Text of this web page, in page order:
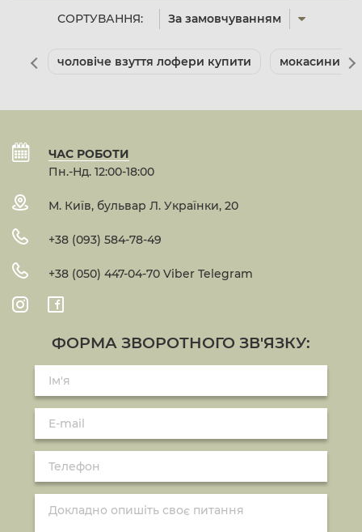
СОРТУВАННЯ: За замовчуванням
чоловіче взуття лофери купити мокасини
ЧАС РОБОТИ
Пн.-Нд. 12:00-18:00
М. Київ, бульвар Л. Українки, 20
+38 (093) 584-78-49
+38 (050) 447-04-70 Viber Telegram
ФОРМА ЗВОРОТНОГО ЗВ'ЯЗКУ: